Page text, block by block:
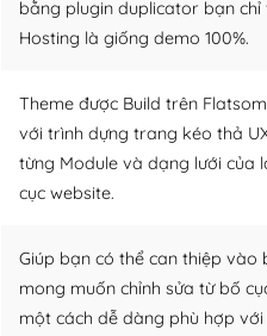
bằng plugin duplicator bạn
Hosting là giống demo 100%.
Theme được Build trên
với trình dựng trang kéo thả
từng Module và dạng lưới của
cục website.
Giúp bạn có thể can thiệp vào
mong muốn chỉnh sửa từ bố
một cách dễ dàng phù hợp